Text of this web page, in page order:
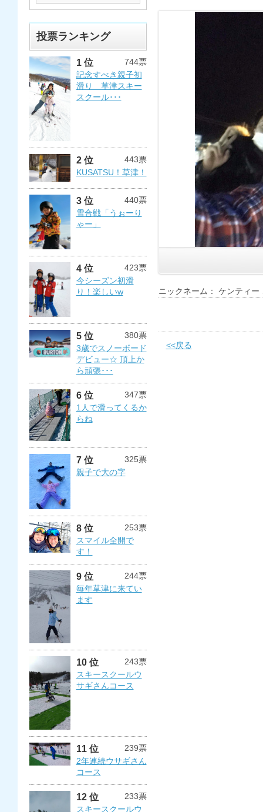
投票ランキング
1 位
744票
記念すべき親子初
滑り 草津スキー
スクール･･･
2 位
443票
KUSATSU！草津！
3 位
440票
雪合戦「うぉーり
ゃー」
4 位
423票
今シーズン初滑
り！楽しいw
5 位
380票
3歳でスノーボード
デビュー☆ 頂上か
ら頑張･･･
6 位
347票
1人で滑ってくるか
らね
7 位
325票
親子で大の字
8 位
253票
スマイル全開で
す！
9 位
244票
毎年草津に来てい
ます
10 位
243票
スキースクールウ
サギさんコース
11 位
239票
2年連続ウサギさん
コース
12 位
233票
スキースクールウ
ニックネーム： ケンティー
<<戻る